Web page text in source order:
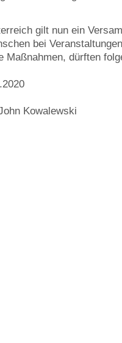
gilt nun ein
bei
Maßnahmen, dürften
Kowalewski